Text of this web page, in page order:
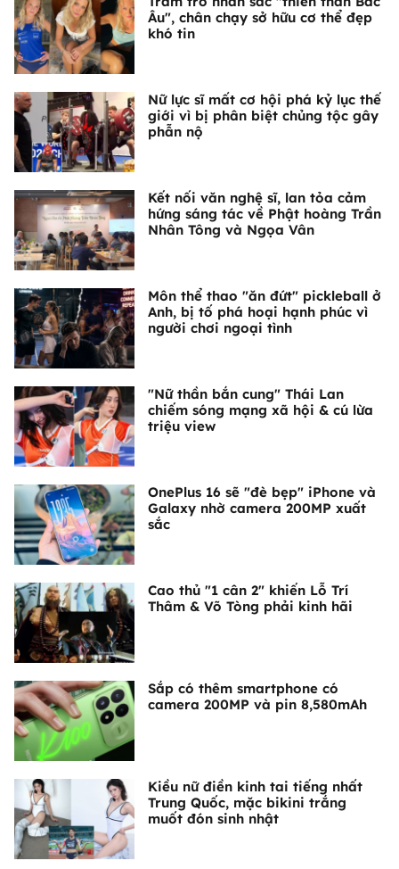
Âu", chân chạy sở hữu cơ thể đẹp
khó tin
Nữ lực sĩ mất cơ hội phá kỷ lục thế
giới vì bị phân biệt chủng tộc gây
phẫn nộ
Kết nối văn nghệ sĩ, lan tỏa cảm
hứng sáng tác về Phật hoàng Trần
Nhân Tông và Ngọa Vân
Môn thể thao "ăn đứt" pickleball ở
Anh, bị tố phá hoại hạnh phúc vì
người chơi ngoại tình
"Nữ thần bắn cung" Thái Lan
chiếm sóng mạng xã hội & cú lừa
triệu view
OnePlus 16 sẽ "đè bẹp" iPhone và
Galaxy nhờ camera 200MP xuất
sắc
Cao thủ "1 cân 2" khiến Lỗ Trí
Thâm & Võ Tòng phải kinh hãi
Sắp có thêm smartphone có
camera 200MP và pin 8,580mAh
Kiều nữ điền kinh tai tiếng nhất
Trung Quốc, mặc bikini trắng
muốt đón sinh nhật